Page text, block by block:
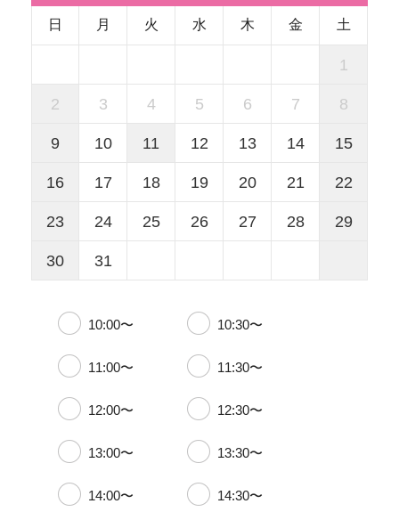
日 月 火 水 木 金 土
1
2 3 4 5 6 7 8
9 10 11 12 13 14 15
16 17 18 19 20 21 22
23 24 25 26 27 28 29
30 31
10:00〜 10:30〜
11:00〜 11:30〜
12:00〜 12:30〜
13:00〜 13:30〜
14:00〜 14:30〜